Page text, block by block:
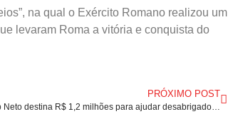
na qual o Exército Romano realizou um
levaram Roma a vitória e conquista do
PRÓXIMO POST